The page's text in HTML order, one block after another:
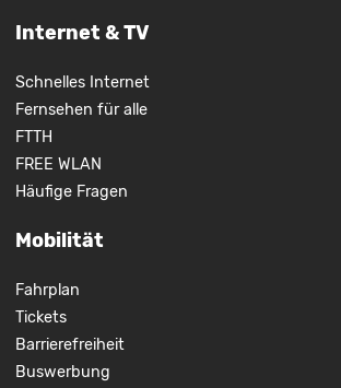
Internet & TV
Schnelles Internet
Fernsehen für alle
FTTH
FREE WLAN
Häufige Fragen
Mobilität
Fahrplan
Tickets
Barrierefreiheit
Buswerbung